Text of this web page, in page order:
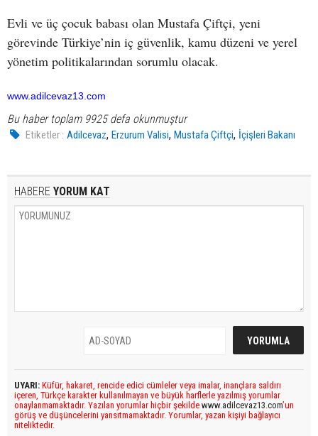
Evli ve üç çocuk babası olan Mustafa Çiftçi, yeni
görevinde Türkiye’nin iç güvenlik, kamu düzeni ve yerel
yönetim politikalarından sorumlu olacak.
www.adilcevaz13.com
Bu haber toplam 9925 defa okunmuştur
Etiketler : Adilcevaz,Erzurum Valisi,Mustafa Çiftçi, İçişleri Bakanı
HABERE YORUM KAT
UYARI: Küfür, hakaret, rencide edici cümleler veya imalar, inançlara saldırı
içeren, Türkçe karakter kullanılmayan ve büyük harflerle yazılmış yorumlar
onaylanmamaktadır. Yazılan yorumlar hiçbir şekilde www.adilcevaz13.com’un
görüş ve düşüncelerini yansıtmamaktadır. Yorumlar, yazan kişiyi bağlayıcı
niteliktedir.